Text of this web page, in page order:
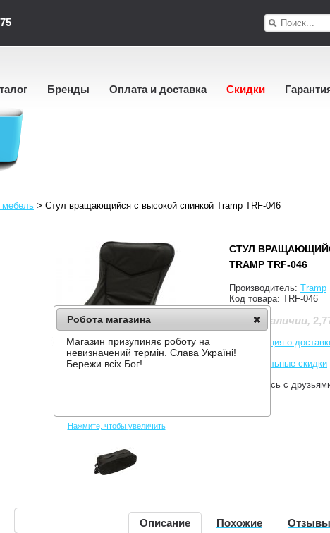
Бренды Оплата и доставка Скидки
мебель > Стул вращающийся с высокой спинкой Tramp TRF-046
Нажмите, чтобы увеличить
СТУЛ
TRAMP TRF-046
Производитель: Tramp
Код товара: TRF-046
Нет в наличии,
Информация о
Накопительные скидки
Поделитесь с
Описание Похожие
Робота магазина
Магазин призупиняє роботу на
невизначений термін. Слава Україні!
Бережи всіх Бог!